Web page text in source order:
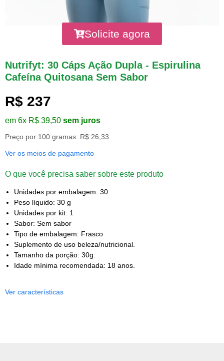
Solicite agora
Nutrifyt: 30 Cáps Ação Dupla - Espirulina
Cafeína Quitosana Sem Sabor
R$ 237
em 6x R$ 39,50 sem juros
Preço por 100 gramas: R$ 26,33
Ver os meios de pagamento
O que você precisa saber sobre este produto
Unidades por embalagem: 30
Peso líquido: 30 g
Unidades por kit: 1
Sabor: Sem sabor
Tipo de embalagem: Frasco
Suplemento de uso beleza/nutricional.
Tamanho da porção: 30g.
Idade mínima recomendada: 18 anos.
Ver características